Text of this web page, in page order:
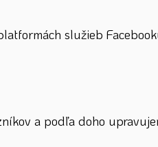
služieb
a podľa doho